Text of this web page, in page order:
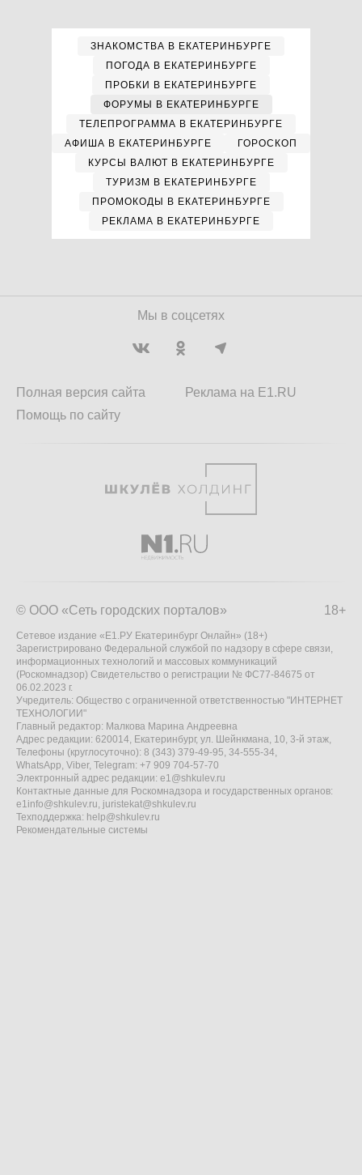
ЗНАКОМСТВА В ЕКАТЕРИНБУРГЕ
ПОГОДА В ЕКАТЕРИНБУРГЕ
ПРОБКИ В ЕКАТЕРИНБУРГЕ
ФОРУМЫ В ЕКАТЕРИНБУРГЕ
ТЕЛЕПРОГРАММА В ЕКАТЕРИНБУРГЕ
АФИША В ЕКАТЕРИНБУРГЕ
ГОРОСКОП
КУРСЫ ВАЛЮТ В ЕКАТЕРИНБУРГЕ
ТУРИЗМ В ЕКАТЕРИНБУРГЕ
ПРОМОКОДЫ В ЕКАТЕРИНБУРГЕ
РЕКЛАМА В ЕКАТЕРИНБУРГЕ
Мы в соцсетях
Полная версия сайта
Помощь по сайту
Реклама на E1.RU
18+
© ООО «Сеть городских порталов»
Сетевое издание «Е1.РУ Екатеринбург Онлайн» (18+)
Зарегистрировано Федеральной службой по надзору в сфере связи,
информационных технологий и массовых коммуникаций
(Роскомнадзор) Свидетельство о регистрации № ФС77-84675 от
06.02.2023 г.
Учредитель: Общество с ограниченной ответственностью "ИНТЕРНЕТ
ТЕХНОЛОГИИ"
Главный редактор: Малкова Марина Андреевна
Адрес редакции: 620014, Екатеринбург, ул. Шейнкмана, 10, 3-й этаж,
Телефоны (круглосуточно): 8 (343) 379-49-95, 34-555-34,
WhatsApp, Viber, Telegram: +7 909 704-57-70
Электронный адрес редакции: e1@shkulev.ru
Контактные данные для Роскомнадзора и государственных органов:
e1info@shkulev.ru, juristekat@shkulev.ru
Техподдержка: help@shkulev.ru
Рекомендательные системы